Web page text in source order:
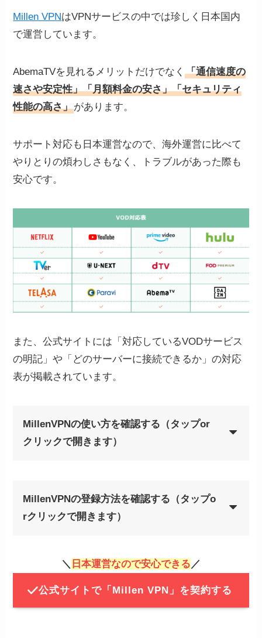
Millen VPNはVPNサービスの中では珍しく日本国内
で運営しています。
AbemaTVを見れるメリットだけでなく「通信速度の
速さや安定性」「月額料金の安さ」「セキュリティ
性能の高さ」があります。
サポート対応も日本運営なので、海外運営に比べて
やりとりの煩わしさもなく、トラブルがあった際も
安心です。
また、公式サイトには「対応しているVODサービス
の明記」や「どのサーバーに接続できるか」の対応
表が掲載されています。
MillenVPNの使い方を確認する（タップor
クリックで開きます）
MillenVPNの登録方法を確認する（タップo
rクリックで開きます）
入ページへ飛ぶ
＼ 日本運営なので安心できる ／
公式サイトで「Millen VPN」を契約する